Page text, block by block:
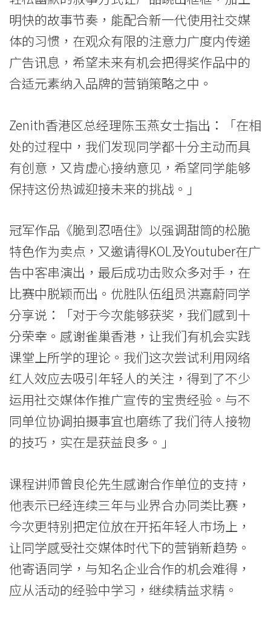
院
香
港
浸
会
大
学
明快的故事节奏，能配合新一代使用社交媒
体的习惯，在观众有限的注意力广度内传递
广告讯息，希望未来有机会把得奖作品中的
合适元素纳入品牌的营销策略之中。
Zenith香港区总经理陈玉燕女士指出：「在相
处的过程中，我们发现同学都十分主动而具
有创意，又肯虚心接纳意见，希望同学能够
保持这份热诚迎接未来的挑战。」
冠军作品《脆到忍唔住》以强调甜筒的松脆
特色作为卖点，又邀请得KOL及Youtuber在广
告中客串演出，最后成功击败众多对手，在
比赛中脱颖而出。优胜队伍组员洪嘉蔚同学
分享说：「对于今次能够获奖，我们感到十
分荣幸。感谢雀巢香港，让我们有机会实践
课堂上所学的理论。我们这次尝试利用网络
红人效应去吸引年轻人的关注，得到了不少
运用社交媒体作推广宣传的宝贵经验。与不
同单位协调拍摄事宜也磨练了我们待人接物
的技巧，实在是获益良多。」
课程讲师曾良伦先生感谢合作单位的支持，
他表示已经连续三年与业界合办同类比赛，
今次更特别把定位放在开拓年轻人市场上，
让同学感受社交媒体时代下的营销新趋势。
他寄语同学，与知名企业合作的机会难得，
应从活动的经验中学习，继续精益求精。